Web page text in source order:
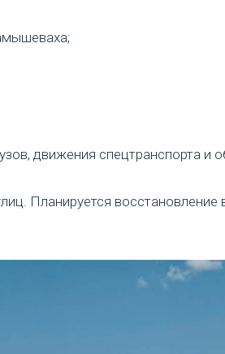
движения спецтранспорта и
Планируется восстановление